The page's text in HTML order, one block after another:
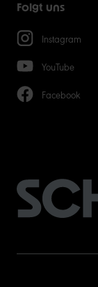
Folgt uns
Instagram
YouTube
Facebook